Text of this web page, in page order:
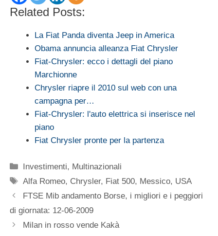
Related Posts:
La Fiat Panda diventa Jeep in America
Obama annuncia alleanza Fiat Chrysler
Fiat-Chrysler: ecco i dettagli del piano
Marchionne
Chrysler riapre il 2010 sul web con una
campagna per…
Fiat-Chrysler: l'auto elettrica si inserisce nel
piano
Fiat Chrysler pronte per la partenza
Categorie
Investimenti, Multinazionali
Tag
Alfa Romeo, Chrysler, Fiat 500, Messico, USA
FTSE Mib andamento Borse, i migliori e i peggiori
di giornata: 12-06-2009
Milan in rosso vende Kakà